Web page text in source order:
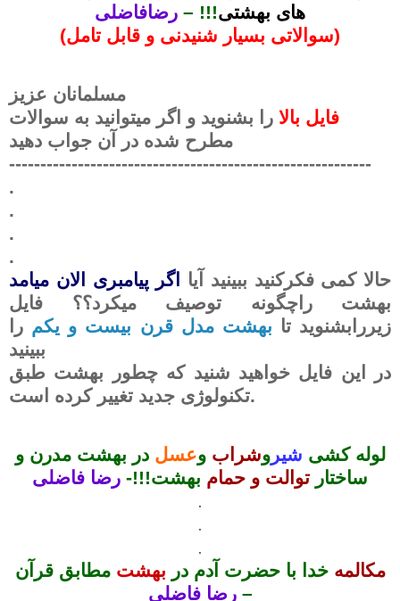
های بهشتی!!! – رضافاضلی
(سوالاتی بسیار شنیدنی و قابل تامل)
مسلمانان عزیز
فایل بالا را بشنوید و اگر میتوانید به سوالات
مطرح شده در آن جواب دهید
----------------------------------------------------------
.
.
.
.
حالا کمی فکرکنید ببینید آیا
اگر پیامبری الان میامد
بهشت راچگونه توصیف میکرد؟؟ فایل
زیررابشنوید تا بهشت مدل قرن بیست و یکم را
ببینید
در این فایل خواهید شنید که چطور بهشت طبق
تکنولوژی جدید تغییر کرده است.
لوله کشی شیروشراب وعسلدر بهشت مدرن و
ساختار توالت و حمام بهشت!!!- رضا فاضلی
.
.
.
مکالمه خدا با حضرت آدم در بهشت مطابق قرآن
–رضا فاضلی